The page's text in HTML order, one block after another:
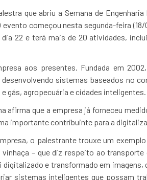
que abriu a Semana de Engenharia
evento começou nesta segunda-feira
dia 22 e terá mais de 20 atividades,
aos presentes. Fundada em
sistemas baseados no
gás, agropecuária e cidades inteligentes.
afirma que a empresa já forneceu
importante contribuinte para a
o palestrante trouxe um
– que diz respeito ao
e transformado em
sistemas inteligentes que possam